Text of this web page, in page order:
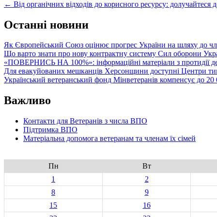
Post
navigation
← Від органічних відходів до корисного ресурсу:
Останні новини
Як Європейський Союз оцінює прогрес України на шляху до
Що варто знати про нову контрактну систему Сил оборони
«ПОВЕРНИСЬ НА 100%»: інформаційні матеріали з протидії
Для евакуйованих мешканців Херсонщини доступні Центри
Український ветеранський фонд Мінветеранів компенсує до 20
Важливо
Контакти для Ветеранів з числа ВПО
Підтримка ВПО
Матеріальна допомога ветеранам та членам їх сімей
Пн
Вт
1
2
8
9
15
16